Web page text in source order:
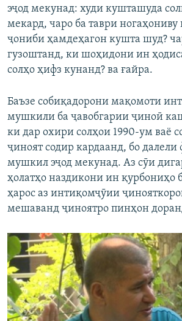
эҷод мекунад: худи кушташуда
мекард, чаро ба таври ногаҳониву
ҷониби ҳамдеҳагон кушта шуд?
гузоштанд, ки шоҳидони ин
солҳо ҳифз кунанд? ва ғайра.
Баъзе собиқадорони мақомоти
мушкили ба ҷавобгарии ҷиноӣ
ки дар охири солҳои 1990-ум ваё
ҷиноят содир кардаанд, бо
мушкил эҷод мекунад. Аз сӯи
ҳолатҳо наздикони ин қурбониҳо
ҳарос аз интиқомҷӯии
мешаванд ҷиноятро пинҳон